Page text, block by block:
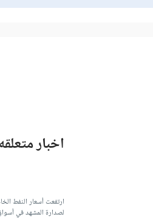
اخبار
لصدارة المشهد في